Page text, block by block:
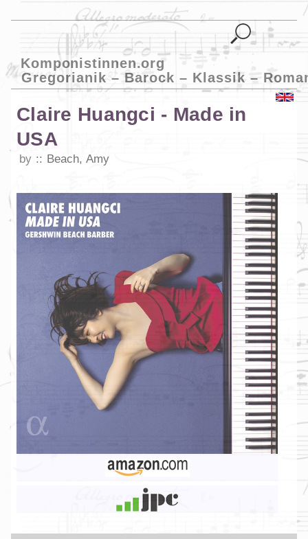
Komponistinnen.org
Gregorianik – Barock – Klassik –
Claire Huangci - Made in
USA
by Beach, Amy